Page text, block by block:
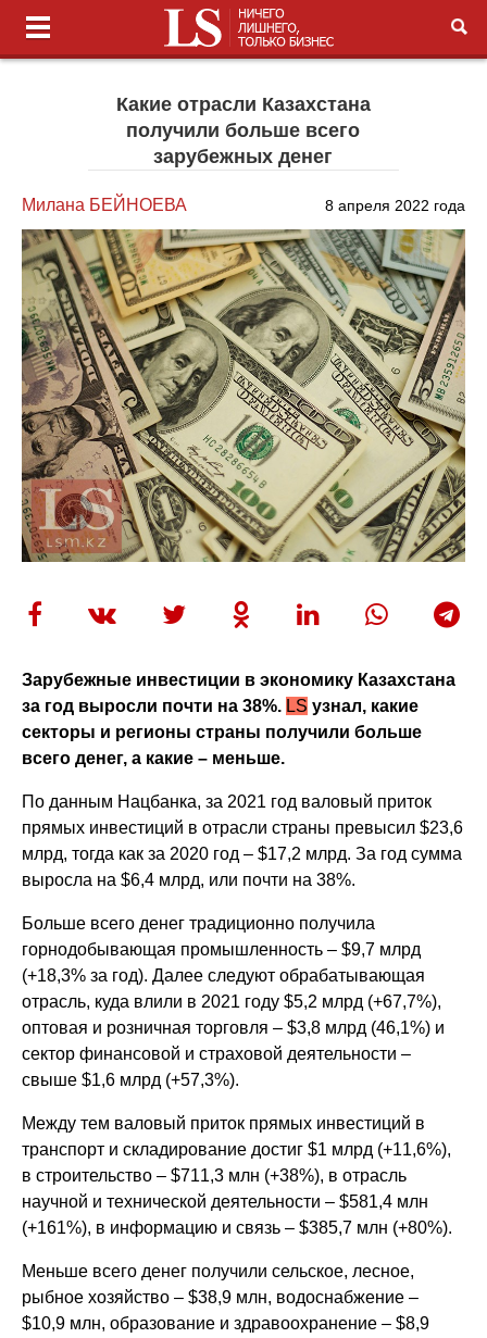
Какие отрасли Казахстана
получили больше всего
зарубежных денег
Милана БЕЙНОЕВА 8 апреля 2022 года
Зарубежные инвестиции в экономику Казахстана
за год выросли почти на 38%. LS узнал, какие
секторы и регионы страны получили больше
всего денег, а какие – меньше.
По данным Нацбанка, за 2021 год валовый приток
прямых инвестиций в отрасли страны превысил $23,6
млрд, тогда как за 2020 год – $17,2 млрд. За год сумма
выросла на $6,4 млрд, или почти на 38%.
Больше всего денег традиционно получила
горнодобывающая промышленность – $9,7 млрд
(+18,3% за год). Далее следуют обрабатывающая
отрасль, куда влили в 2021 году $5,2 млрд (+67,7%),
оптовая и розничная торговля – $3,8 млрд (46,1%) и
сектор финансовой и страховой деятельности –
свыше $1,6 млрд (+57,3%).
Между тем валовый приток прямых инвестиций в
транспорт и складирование достиг $1 млрд (+11,6%),
в строительство – $711,3 млн (+38%), в отрасль
научной и технической деятельности – $581,4 млн
(+161%), в информацию и связь – $385,7 млн (+80%).
Меньше всего денег получили сельское, лесное,
рыбное хозяйство – $38,9 млн, водоснабжение –
$10,9 млн, образование и здравоохранение – $8,9